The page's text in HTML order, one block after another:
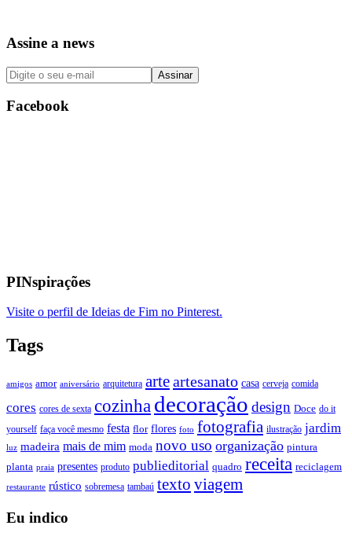
Assine a news
Facebook
PINspirações
Visite o perfil de Ideias de Fim no Pinterest.
Tags
amigos amor aniversário arquitetura arteartesanato casa cerveja comida
cores cores de sexta cozinhadecoração design Doce do it
yourself faça você mesmo festa flor flores foto fotografia ilustração jardim
luz madeira mais de mim moda novo uso organização pintura
planta praia presentes produto publieditorial quadro receita reciclagem
restaurante rústico sobremesa tambaú texto viagem
Eu indico